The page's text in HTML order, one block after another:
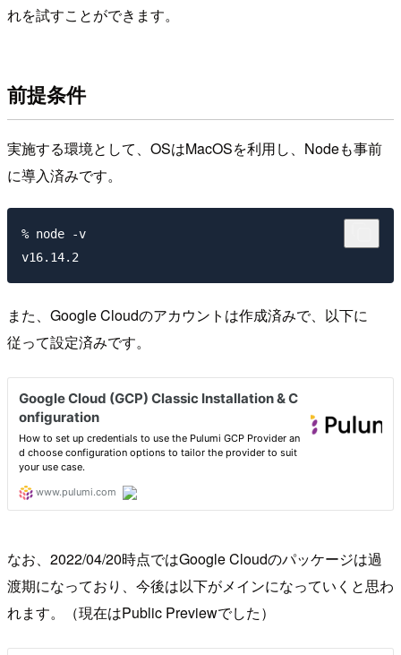
れを試すことができます。
前提条件
実施する環境として、OSはMacOSを利用し、Nodeも事前
に導入済みです。
% node -v
また、Google Cloudのアカウントは作成済みで、以下に
従って設定済みです。
なお、2022/04/20時点ではGoogle Cloudのパッケージは過
渡期になっており、今後は以下がメインになっていくと思わ
れます。（現在はPublic Previewでした）